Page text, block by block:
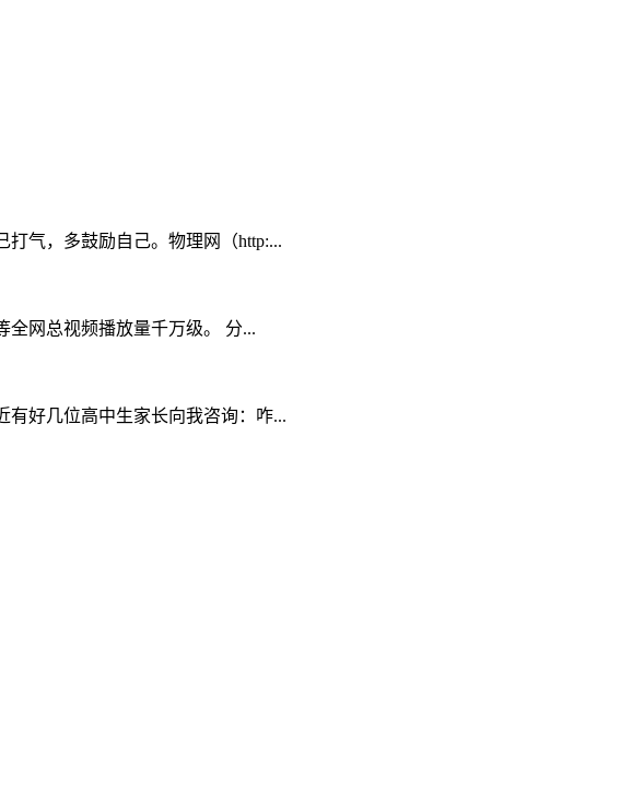
气，多鼓励自己。物理网（http:...
网总视频播放量千万级。 分...
好几位高中生家长向我咨询：咋...